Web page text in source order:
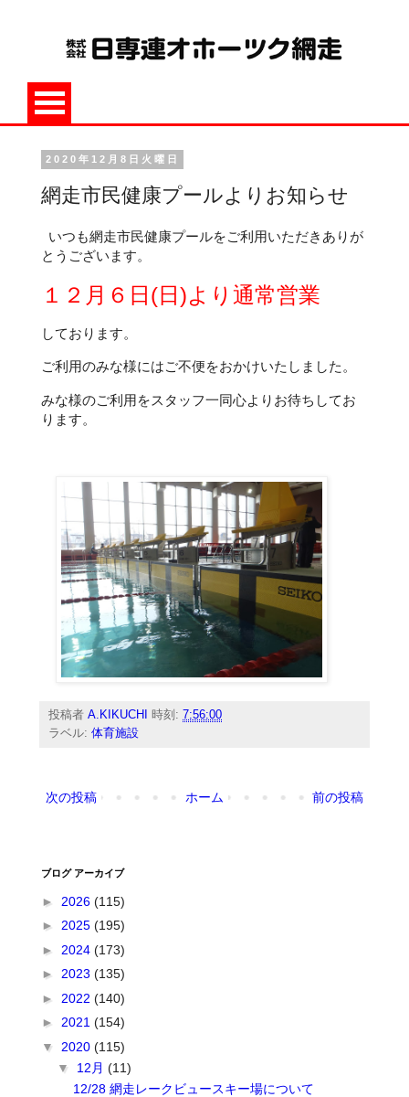
2020年12月8日火曜日
網走市民健康プールよりお知らせ
いつも網走市民健康プールをご利用いただきありが
とうございます。
１２月６日(日)より通常営業
しております。
ご利用のみな様にはご不便をおかけいたしました。
みな様のご利用をスタッフ一同心よりお待ちしてお
ります。
投稿者A.KIKUCHI 時刻: 7:56:00
ラベル:体育施設
次の投稿 前の投稿
ホーム
ブログ アーカイブ
► 2026(115)
►2025(195)
► 2024(173)
►2023(135)
► 2022(140)
►2021(154)
▼ 2020(115)
▼ 12月(11)
12/28 網走レークビュースキー場について